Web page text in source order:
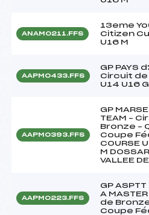
ANAM0211.FFS
13eme
Citizen
U16 M
AAPM0433.FFS
GP PAYS
Circuit de
U14 U16 G
AAPM0393.FFS
GP
TEAM –
Bronze –
Coupe
COURSE
M
VALLEE
AAPM0223.FFS
GP ASPTT
A
de
Coupe